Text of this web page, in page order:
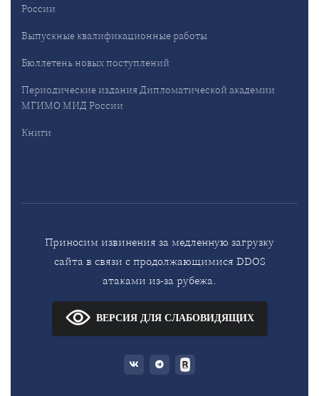
России
Выпускные квалификационные работы
Бюллетень новых поступлений
Периодические издания Дипломатической академии
МГИМО МИД России
Книги
Приносим извинения за медленную загрузку
сайта в связи с продолжающимися DDOS
атаками из-за рубежа.
ВЕРСИЯ ДЛЯ СЛАБОВИДЯЩИХ